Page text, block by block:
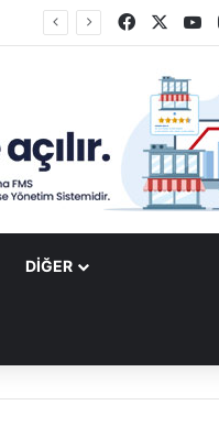
Facebook
DIĞER